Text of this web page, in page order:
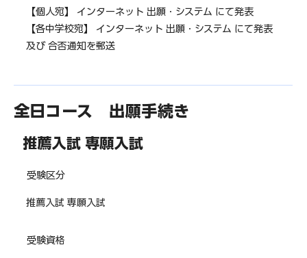
【個人宛】 インターネット 出願・システム にて発表
【各中学校宛】 インターネット 出願・システム にて発表
及び 合否通知を郵送
全日コース 出願手続き
推薦入試 専願入試
受験区分
推薦入試 専願入試
受験資格